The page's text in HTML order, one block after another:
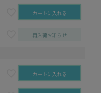
カートに入れる
再入荷お知らせ
カートに入れる